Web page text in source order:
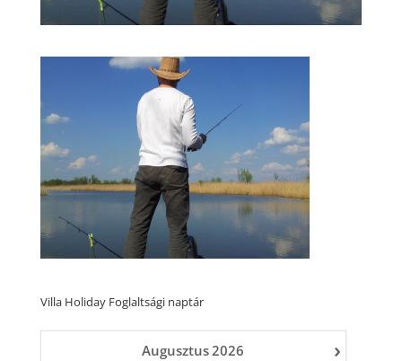
Villa Holiday Foglaltsági naptár
›
Augusztus2026